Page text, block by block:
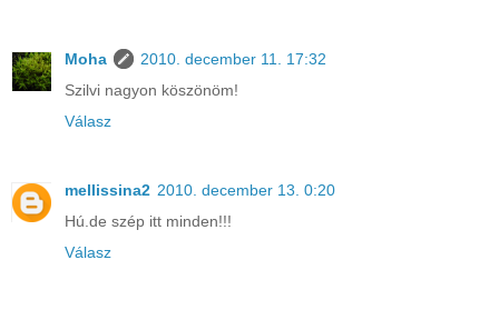
Moha
2010. december 11. 17:32
Szilvi nagyon köszönöm!
Válasz
mellissina2 2010. december 13. 0:20
Hú.de szép itt minden!!!
Válasz